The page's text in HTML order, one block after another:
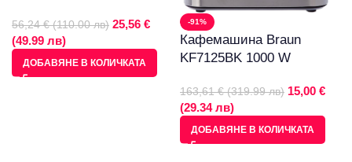
56,24 € (110.00 лв) 25,56 €
(49.99 лв)
ДОБАВЯНЕ В КОЛИЧКАТА
-91%
Кафемашина Braun
KF7125BK 1000 W
163,61 € (319.99 лв) 15,00 €
(29.34 лв)
ДОБАВЯНЕ В КОЛИЧКАТА